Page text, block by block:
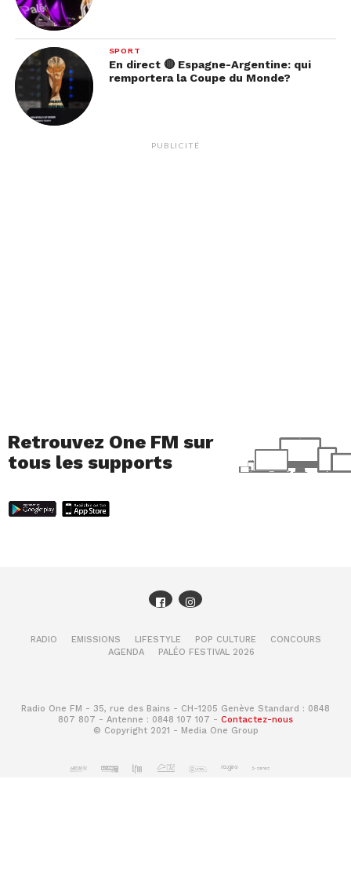
SPORT
En direct 🔴 Espagne-Argentine: qui
remportera la Coupe du Monde?
PUBLICITÉ
Retrouvez One FM sur
tous les supports
RADIO EMISSIONS LIFESTYLE POP CULTURE
CONCOURS
AGENDA
PALÉO FESTIVAL 2026
Radio One FM - 35, rue des Bains - CH-1205 Genève Standard : 0848
807 807 - Antenne : 0848 107 107 - Contactez-nous
© Copyright 2021 - Media One Group